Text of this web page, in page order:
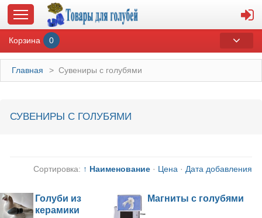
Корзина 0
Главная > Сувениры с голубями
СУВЕНИРЫ С ГОЛУБЯМИ
Сортировка: ↑ Наименование · Цена · Дата добавления
Голуби из
керамики
Магниты с голубями